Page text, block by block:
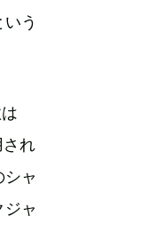
う
され
ャ
ャ